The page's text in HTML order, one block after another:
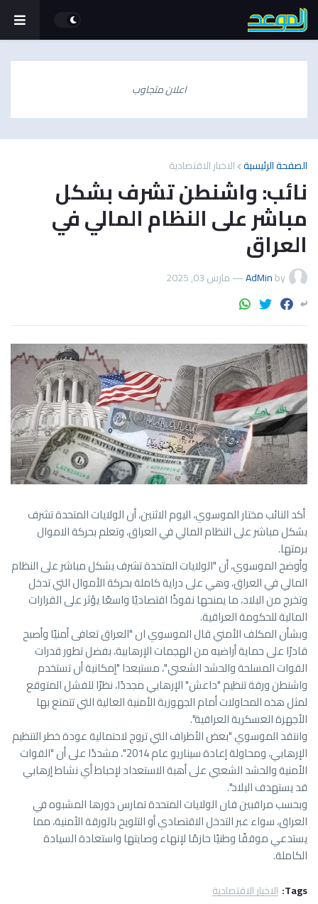
اعلان متجاوب
الصفحة الرئيسية الاخبار الاقتصادية
نائب: واشنطن تشرف بشكل
مباشر على النظام المالي في
العراق
by
AdMin
—مارس 03, 2025
أكد النائب مختار الموسوي، اليوم الاثنين، أن الولايات المتحدة تشرف
بشكل مباشر على النظام المالي في العراق، وتعلم بحركة الاموال
برمتها.
وأوضح الموسوي، أن "الولايات المتحدة تشرف بشكل مباشر على النظام
المالي في العراق، وهي على دراية كاملة بحركة الأموال التي تدخل
وتخرج من البلاد، ما يمنحها نفوذًا اقتصاديًا واسعًا يؤثر على القرارات
المالية للحكومة العراقية.
وبشأن المكلف الأمني قال الموسوي ان "العراق تعافى أمنيًا وأصبح
قادرًا على حماية أراضيه من الهجمات الإرهابية، بفضل تطور قدرات
القوات المسلحة والحشد الشعبي"، مستبعدا "إمكانية أن تستخدم
واشنطن ورقة تنظيم "داعش" الإرهابي مجددًا، نظرًا للفشل المتوقع
لمثل هذه المحاولات أمام الجهوزية الأمنية العالية التي تتمتع بها
الأجهزة العسكرية العراقية".
وانتقد الموسوي "بعض الأطراف التي تروج لاحتمالية عودة خطر التنظيم
الإرهابي، ومحاولة إعادة سيناريو عام 2014"، مشددًا على أن "القوات
الأمنية والحشد الشعبي على أهبة الاستعداد لإحباط أي نشاط إرهابي
قد يستهدف البلاد".
وبحسب مراقبين فان الولايات المتحدة تمارس دورها المشبوه في
العراق، سواء عبر التدخل الاقتصادي أو التلويح بالورقة الأمنية، مما
يستدعي موقفًا وطنيًا حازمًا لإنهاء وصايتها واستعادة السيادة
الكاملة.
Tags: الاخبار الاقتصادية